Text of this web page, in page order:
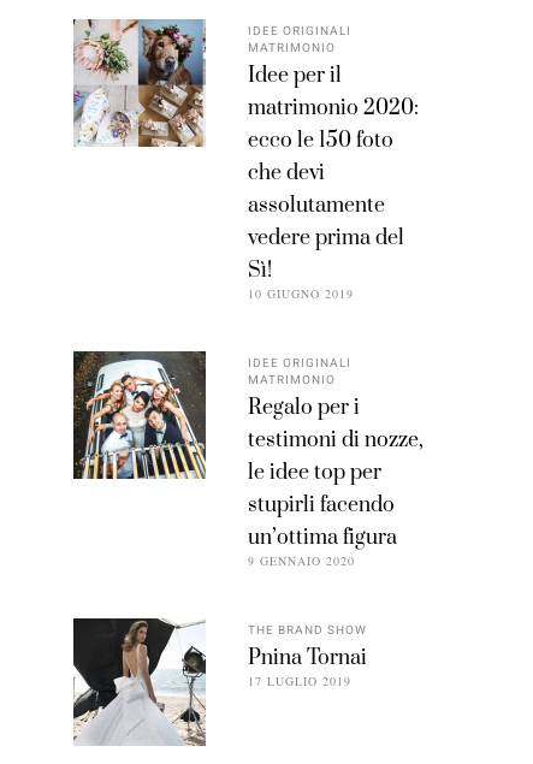
IDEE ORIGINALI
MATRIMONIO
Idee per il
matrimonio 2020:
ecco le 150 foto
che devi
assolutamente
vedere prima del
Sì!
10 GIUGNO 2019
IDEE ORIGINALI
MATRIMONIO
Regalo per i
testimoni di nozze,
le idee top per
stupirli facendo
un’ottima figura
9 GENNAIO 2020
THE BRAND SHOW
Pnina Tornai
17 LUGLIO 2019